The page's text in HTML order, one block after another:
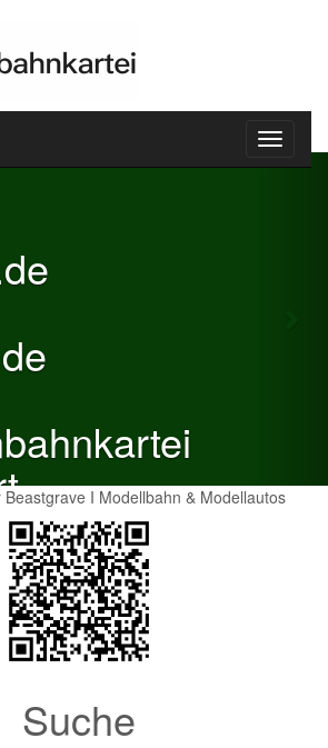
Toggle
an
Beastgrave I Modellbahn & Modellautos
Suche